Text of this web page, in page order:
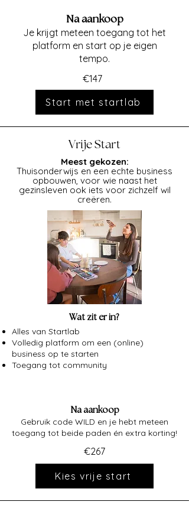
Na aankoop
Je krijgt meteen toegang tot het
platform en start op je eigen
tempo.
€147
Start met startlab
Vrije Start
Meest gekozen:
Thuisonderwijs en een echte business
opbouwen, voor wie naast het
gezinsleven ook iets voor zichzelf wil
creëren.
Wat zit er in?
Alles van Startlab
Volledig platform om een (online)
business op te starten
Toegang tot community
Na aankoop
Gebruik code WILD en je hebt meteen
toegang tot beide paden én extra korting!
€267
Kies vrije start